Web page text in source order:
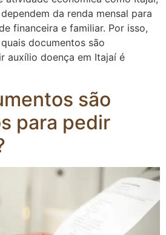
da renda mensal para
financeira e familiar. Por isso,
documentos são
auxílio doença em Itajaí é
são
para pedir